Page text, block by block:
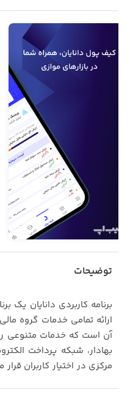
توضیحات
برنامه کاربردی دانایان یک
ارائه تمامی خدمات گروه
آن است که خدمات متنوعی
بهادار، شبکه پرداخت
مرکزی در اختیار کاربران